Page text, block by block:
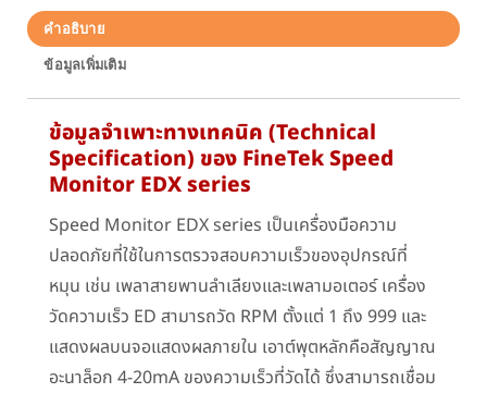
คำอธิบาย
ข้อมูลเพิ่มเติม
ข้อมูลจำเพาะทางเทคนิค (Technical
Specification) ของ FineTek Speed
Monitor EDX series
Speed Monitor EDX series เป็นเครื่องมือความ
ปลอดภัยที่ใช้ในการตรวจสอบความเร็วของอุปกรณ์ที่
หมุน เช่น เพลาสายพานลำเลียงและเพลามอเตอร์ เครื่อง
วัดความเร็ว ED สามารถวัด RPM ตั้งแต่ 1 ถึง 999 และ
แสดงผลบนจอแสดงผลภายใน เอาต์พุตหลักคือสัญญาณ
อะนาล็อก 4-20mA ของความเร็วที่วัดได้ ซึ่งสามารถเชื่อม